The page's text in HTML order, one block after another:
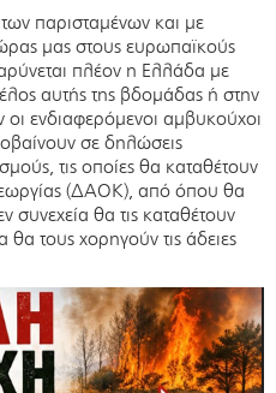
παρισταμένων και με
μας στους ευρωπαϊκούς
πλέον η Ελλάδα με
αυτής της βδομάδας ή στην
ενδιαφερόμενοι αμβυκούχοι
σε δηλώσεις
τις οποίες θα καταθέτουν
(ΔΑΟΚ), από όπου θα
συνεχεία θα τις καταθέτουν
τους χορηγούν τις άδειες